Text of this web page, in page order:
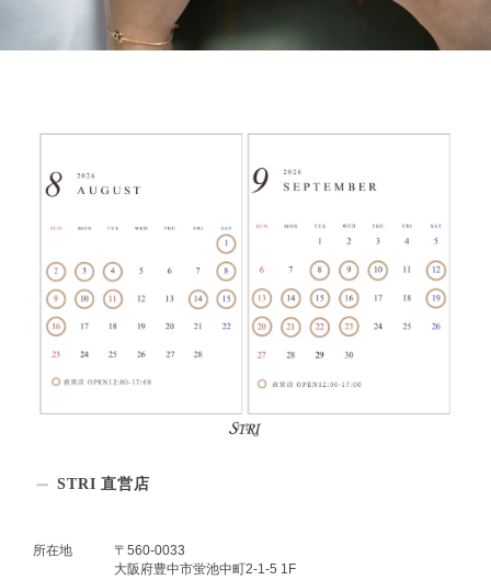
STRI 直営店
所在地
〒560-0033
大阪府豊中市蛍池中町2-1-5 1F